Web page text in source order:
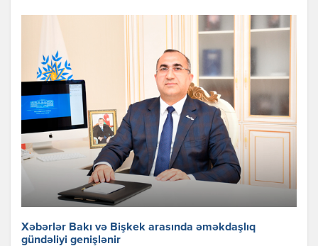
Xəbərlər Bakı və Bişkek arasında əməkdaşlıq
gündəliyi genişlənir